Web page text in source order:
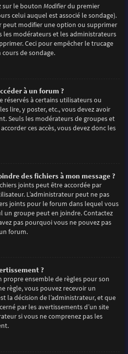
sur le bouton Modifierdu premier
celui auquel est associé le sondage).
peut modifier une option ou supprimer
les modérateurs et les administrateurs
Ceci pour empêcher le trucage
de sondage.
à un forum ?
réservés à certains utilisateurs ou
lire, y poster, etc., vous devez avoir
Seuls les modérateurs de groupes et
ces accès, vous devez donc les
des fichiers à mon message ?
joints peut être accordée par
L’administrateur peut ne pas
joints pour le forum dans lequel vous
un groupe peut en joindre. Contactez
pas pourquoi vous ne pouvez pas
forum.
?
propre ensemble de règles pour son
règle, vous pouvez recevoir un
la décision de l’administrateur, et que
par les avertissements d’un site
si vous ne comprenez pas les